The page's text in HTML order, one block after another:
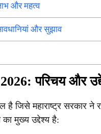
और महत्व
और सुझाव
परिचय और
है जिसे महाराष्ट्र सरकार
मुख्य उद्देश्य है: